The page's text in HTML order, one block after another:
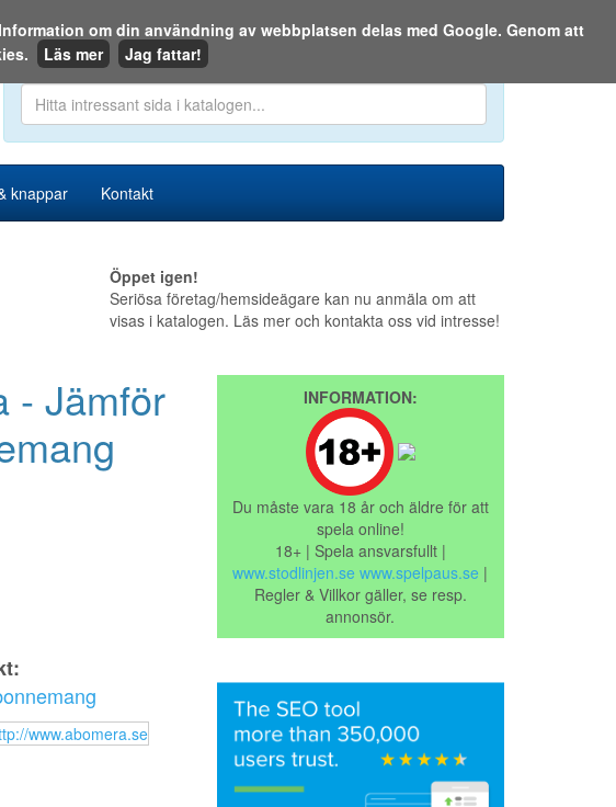
Den 7 augusti 2026
Sök i katalogen eller på webben:
knappar Kontakt
Öppet igen!
Seriösa företag/hemsideägare kan nu anmäla om att
visas i katalogen. Läs mer och kontakta oss vid intresse!
- Jämför
INFORMATION:
Du måste vara 18 år och äldre för att
spela online!
18+ | Spela ansvarsfullt |
www.stodlinjen.se www.spelpaus.se |
Regler & Villkor gäller, se resp.
annonsör.
om din användning av webbplatsen delas med Google. Genom att
Läs mer Jag fattar!